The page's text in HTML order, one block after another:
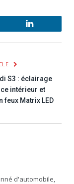
LinkedIn
S3 : éclairage
intérieur et
feux Matrix LED
d'automobile,